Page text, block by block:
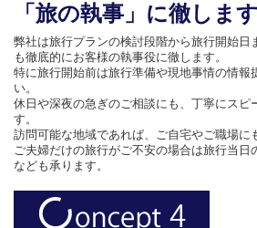
「旅の執事」に徹します
弊社は旅行プランの検討段階から旅行開始日
も徹底的にお客様の執事役に徹します。
特に旅行開始前は旅行準備や現地事情の情報
い。
休日や深夜の急ぎのご相談にも、丁寧にスピ
す。
訪問可能な地域であれば、ご自宅やご職場に
ご夫婦だけの旅行がご不安の場合は旅行当日
なども承ります。